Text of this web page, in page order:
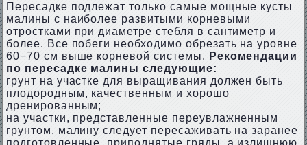
Пересадке подлежат только самые мощные кусты
малины с наиболее развитыми корневыми
отростками при диаметре стебля в сантиметр и
более. Все побеги необходимо обрезать на уровне
60−70 см выше корневой системы. Рекомендации
по пересадке малины следующие:
грунт на участке для выращивания должен быть
плодородным, качественным и хорошо
дренированным;
на участки, представленные переувлажненным
грунтом, малину следует пересаживать на заранее
подготовленные, приподнятые гряды, а излишнюю